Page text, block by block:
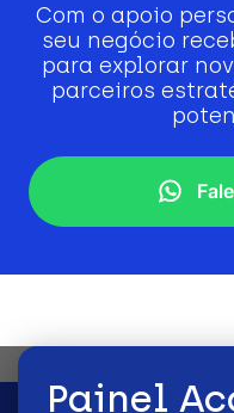
Com o apoio
seu negócio
para explorar
parceiros
Painel